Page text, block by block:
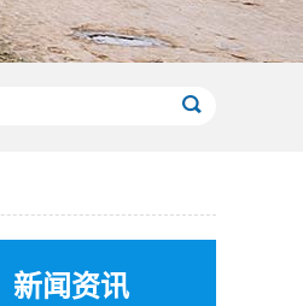
新闻资讯